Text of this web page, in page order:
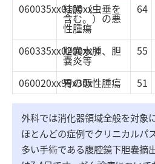
060035xx0100xx結腸（虫垂を
含む。）の悪
性腫瘍
64
060335xx0200xx胆嚢水腫、胆
嚢炎等
55
060020xx99x30x胃の悪性腫瘍 51
外科では消化器領域全般を対象
ほとんどの症例でクリニカルパ
多い手術である腹腔鏡下胆嚢摘